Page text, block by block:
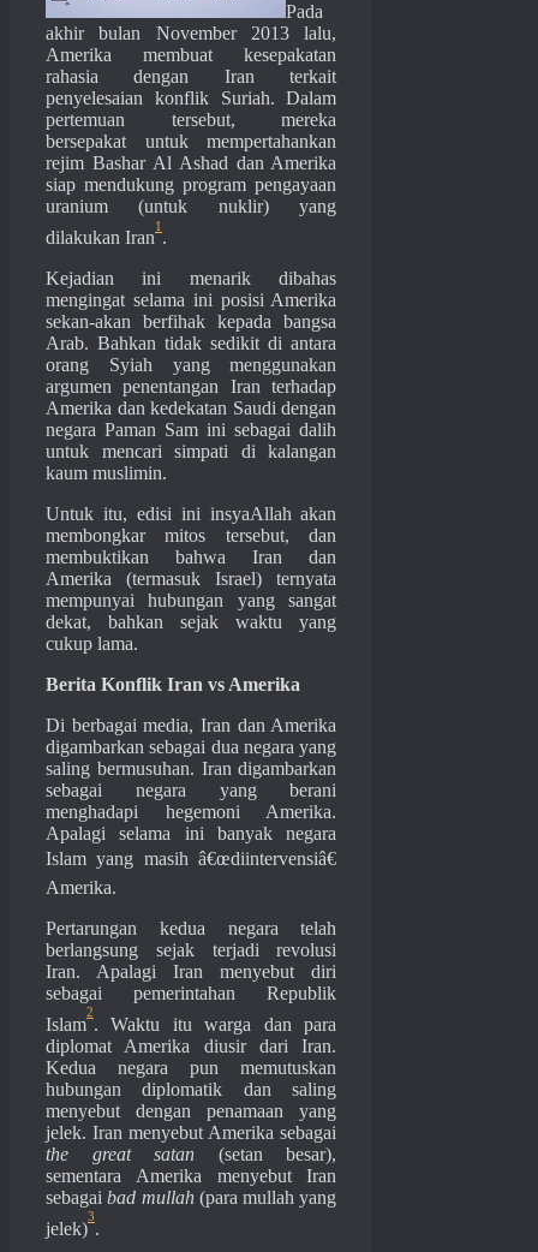
Pada
akhir bulan November 2013 lalu,
Amerika membuat kesepakatan
rahasia dengan Iran terkait
penyelesaian konflik Suriah. Dalam
pertemuan tersebut, mereka
bersepakat untuk mempertahankan
rejim Bashar Al Ashad dan Amerika
siap mendukung program pengayaan
uranium (untuk nuklir) yang
dilakukan Iran
1
.
Kejadian ini menarik dibahas
mengingat selama ini posisi Amerika
sekan-akan berfihak kepada bangsa
Arab. Bahkan tidak sedikit di antara
orang Syiah yang menggunakan
argumen penentangan Iran terhadap
Amerika dan kedekatan Saudi dengan
negara Paman Sam ini sebagai dalih
untuk mencari simpati di kalangan
kaum muslimin.
Untuk itu, edisi ini insyaAllah akan
membongkar mitos tersebut, dan
membuktikan bahwa Iran dan
Amerika (termasuk Israel) ternyata
mempunyai hubungan yang sangat
dekat, bahkan sejak waktu yang
cukup lama.
Berita Konflik Iran vs Amerika
Di berbagai media, Iran dan Amerika
digambarkan sebagai dua negara yang
saling bermusuhan. Iran digambarkan
sebagai negara yang berani
menghadapi hegemoni Amerika.
Apalagi selama ini banyak negara
Islam yang masih â€œdiintervensiâ€
Amerika.
Pertarungan kedua negara telah
berlangsung sejak terjadi revolusi
Iran. Apalagi Iran menyebut diri
sebagai pemerintahan Republik
Islam
2
. Waktu itu warga dan para
diplomat Amerika diusir dari Iran.
Kedua negara pun memutuskan
hubungan diplomatik dan saling
menyebut dengan penamaan yang
jelek. Iran menyebut Amerika sebagai
the great satan (setan besar),
sementara Amerika menyebut Iran
sebagaibad mullah (para mullah yang
jelek)
3
.